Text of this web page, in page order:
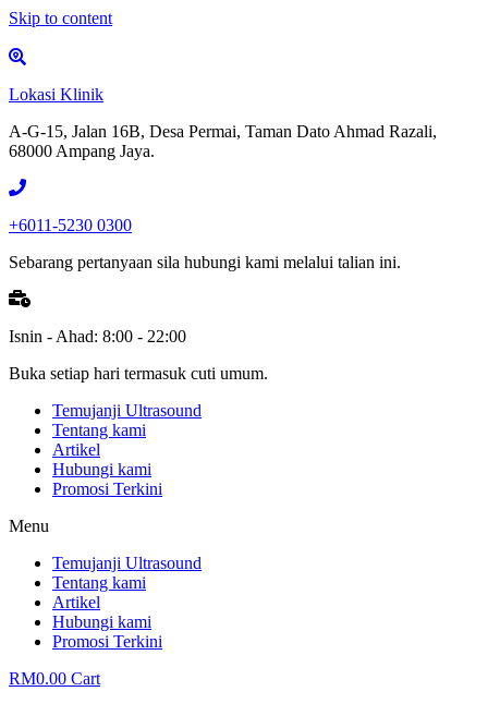
Skip to content
Lokasi Klinik
A-G-15, Jalan 16B, Desa Permai, Taman Dato Ahmad Razali,
68000 Ampang Jaya.
+6011-5230 0300
Sebarang pertanyaan sila hubungi kami melalui talian ini.
Isnin - Ahad: 8:00 - 22:00
Buka setiap hari termasuk cuti umum.
Temujanji Ultrasound
Tentang kami
Artikel
Hubungi kami
Promosi Terkini
Menu
Temujanji Ultrasound
Tentang kami
Artikel
Hubungi kami
Promosi Terkini
RM0.00 Cart